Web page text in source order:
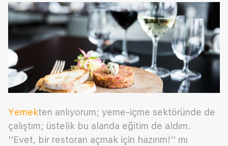
Yemekten anlıyorum; yeme-içme sektöründe de
çalıştım; üstelik bu alanda eğitim de aldım.
''Evet, bir restoran açmak için hazırım!'' mı